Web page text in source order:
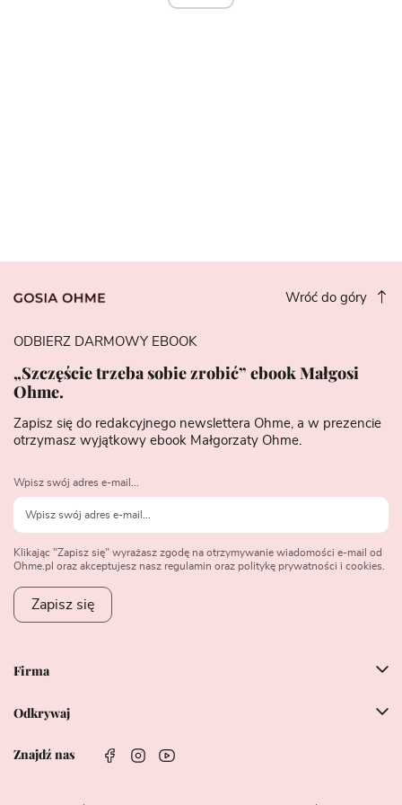
Wróć do góry
Firma
Odkrywaj
Znajdź nas
ODBIERZ DARMOWY EBOOK
„Szczęście trzeba sobie zrobić” ebook Małgosi
Ohme.
Zapisz się do redakcyjnego newslettera Ohme, a w prezencie
otrzymasz wyjątkowy ebook Małgorzaty Ohme.
Wpisz swój adres e-mail...
Klikając "Zapisz się" wyrażasz zgodę na otrzymywanie wiadomości e-mail od
Ohme.pl oraz akceptujesz nasz regulamin oraz politykę prywatności i cookies.
Zapisz się